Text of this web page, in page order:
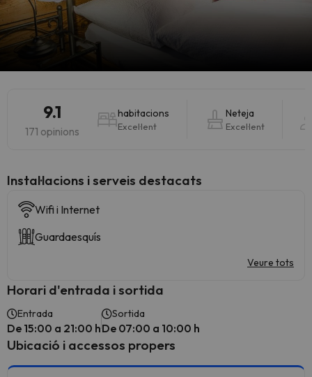
9.1
171 opinions
habitacions
Excel·lent
Neteja
Excel·lent
Instal·lacions i serveis destacats
Wifi i Internet
Guardaesquís
Veure tots
Horari d'entrada i sortida
Entrada
De 15:00 a 21:00 h
Sortida
De 07:00 a 10:00 h
Ubicació i accessos propers